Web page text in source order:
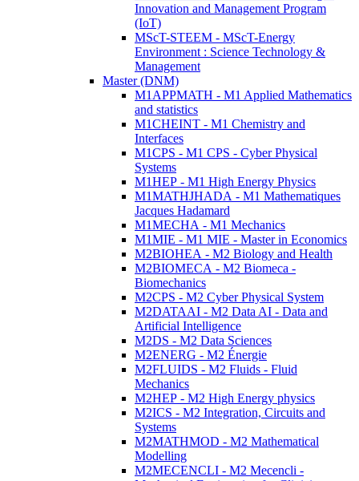
Innovation and Management Program
(IoT)
MScT-STEEM - MScT-Energy
Environment : Science Technology &
Management
Master (DNM)
M1APPMATH - M1 Applied Mathematics
and statistics
M1CHEINT - M1 Chemistry and
Interfaces
M1CPS - M1 CPS - Cyber Physical
Systems
M1HEP - M1 High Energy Physics
M1MATHJHADA - M1 Mathematiques
Jacques Hadamard
M1MECHA - M1 Mechanics
M1MIE - M1 MIE - Master in Economics
M2BIOHEA - M2 Biology and Health
M2BIOMECA - M2 Biomeca -
Biomechanics
M2CPS - M2 Cyber Physical System
M2DATAAI - M2 Data AI - Data and
Artificial Intelligence
M2DS - M2 Data Sciences
M2ENERG - M2 Énergie
M2FLUIDS - M2 Fluids - Fluid
Mechanics
M2HEP - M2 High Energy physics
M2ICS - M2 Integration, Circuits and
Systems
M2MATHMOD - M2 Mathematical
Modelling
M2MECENCLI - M2 Mecencli -